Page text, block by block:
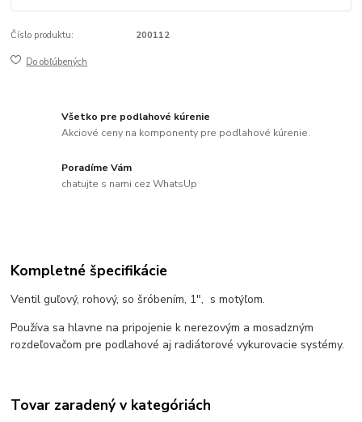
Číslo produktu: 200112
Do obľúbených
Všetko pre podlahové kúrenie
Akciové ceny na komponenty pre podlahové kúrenie.
Poradíme Vám
chatujte s nami cez WhatsUp
Kompletné špecifikácie
Ventil guľový, rohový, so šróbením, 1", s motýľom.
Používa sa hlavne na pripojenie k nerezovým a mosadzným
rozdeľovačom pre podlahové aj radiátorové vykurovacie systémy.
Tovar zaradený v kategóriách